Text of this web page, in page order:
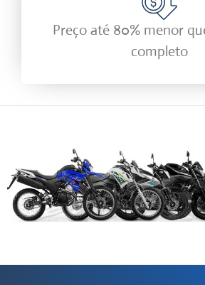
Preço até 80% menor
completo